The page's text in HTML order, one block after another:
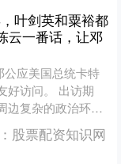
叶剑英和粟裕都
云一番话，让邓
公应美国总统卡特
好访问。 出访期
边复杂的政治环
道：“中国是否会
....股票配资知识网